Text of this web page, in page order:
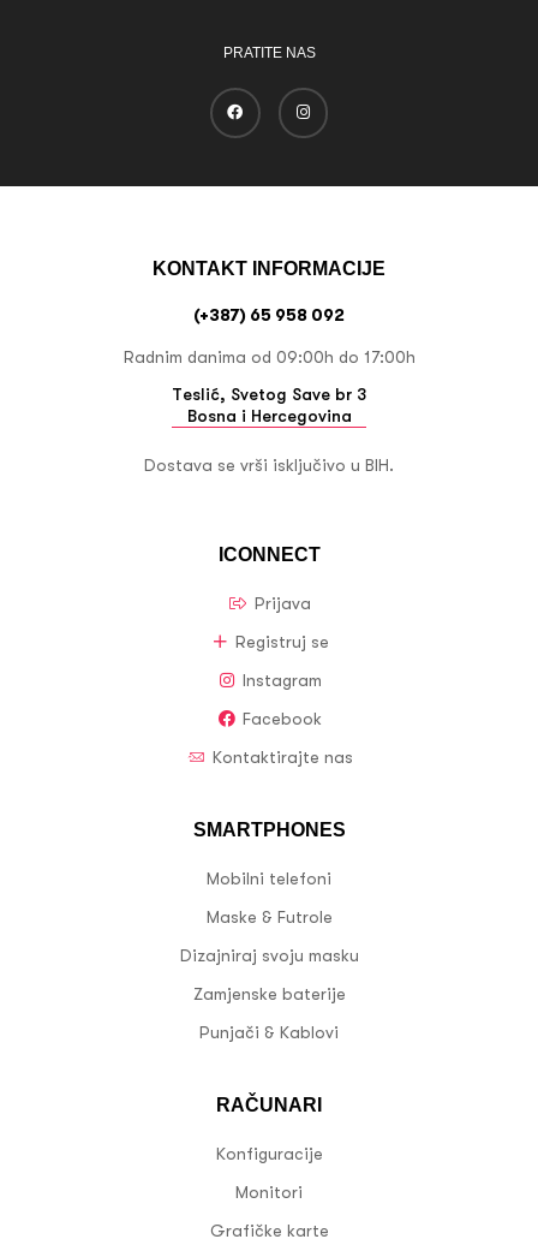
PRATITE NAS
ICONNECT
Prijava
Registruj se
Instagram
Facebook
Kontaktirajte nas
SMARTPHONES
Mobilni telefoni
Maske & Futrole
Dizajniraj svoju masku
Zamjenske baterije
Punjači & Kablovi
RAČUNARI
Konfiguracije
Monitori
Grafičke karte
KONTAKT INFORMACIJE
(+387) 65 958 092
Radnim danima od 09:00h do 17:00h
Teslić, Svetog Save br 3
Bosna i Hercegovina
Dostava se vrši isključivo u BIH.